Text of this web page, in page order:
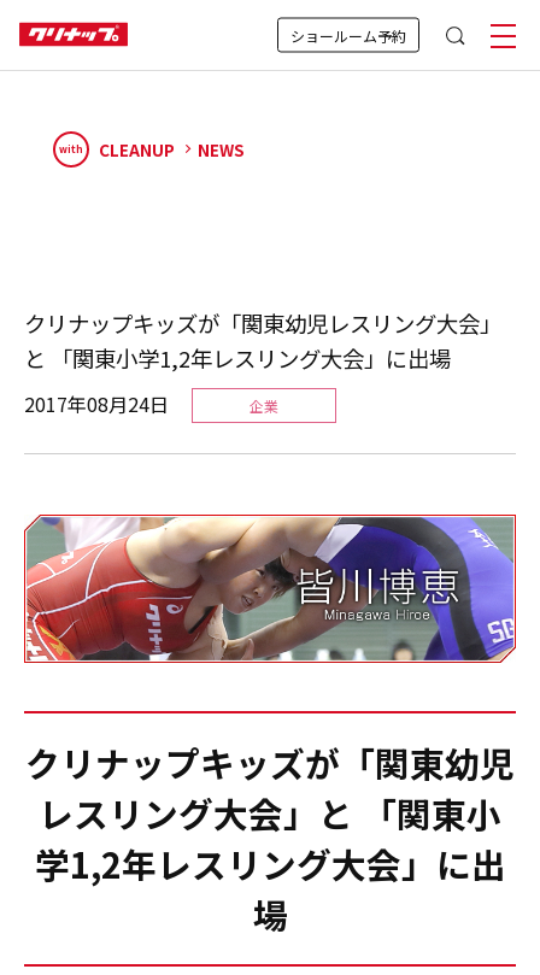
ショールーム予約
with CLEANUP NEWS
クリナップキッズが「関東幼児レスリング大会」
と 「関東小学1,2年レスリング大会」に出場
2017年08月24日 企業
クリナップキッズが「関東幼児
レスリング大会」と 「関東小
学1,2年レスリング大会」に出
場